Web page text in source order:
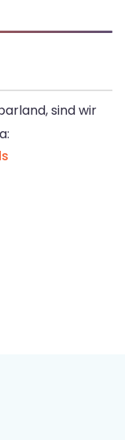
sind wir